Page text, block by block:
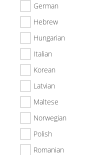
German
Hebrew
Hungarian
Italian
Korean
Latvian
Maltese
Norwegian
Polish
Romanian